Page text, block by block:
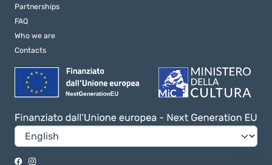
Partnerships
FAQ
Who we are
Contacts